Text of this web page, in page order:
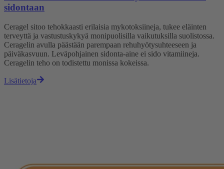
sidontaan
Ceragel sitoo tehokkaasti erilaisia mykotoksiineja, tukee eläinten
terveyttä ja vastustuskykyä monipuolisilla vaikutuksilla suolistossa.
Ceragelin avulla päästään parempaan rehuhyötysuhteeseen ja
päiväkasvuun. Leväpohjainen sidonta-aine ei sido vitamiineja.
Ceragelin teho on todistettu monissa kokeissa.
Lisätietoja